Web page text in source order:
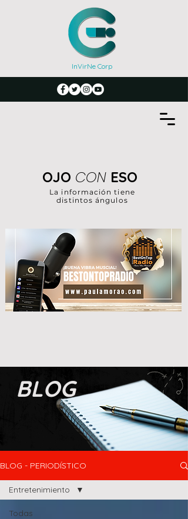
InVirNe Corp
La información tiene
distintos ángulos
OJO CON ESO
BLOG
BLOG - PERIODÍSTICO
Todas
Entretenimiento